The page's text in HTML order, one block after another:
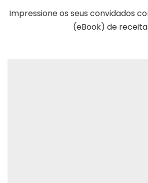
Impressione os seus convidados
(eBook) de